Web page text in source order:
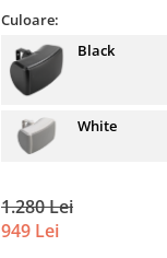
Culoare:
Black
White
1.280 Lei
949 Lei